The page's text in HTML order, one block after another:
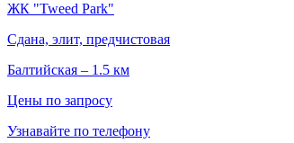
ЖК "Tweed Park"
Сдана, элит, предчистовая
Балтийская – 1.5 км
Цены по запросу
Узнавайте по телефону